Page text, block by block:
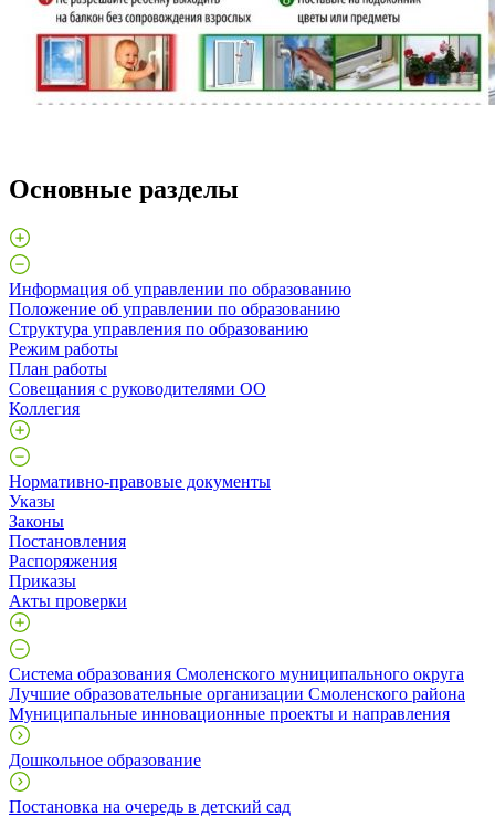
Основные разделы
Информация об управлении по образованию
Положение об управлении по образованию
Структура управления по образованию
Режим работы
План работы
Совещания с руководителями ОО
Коллегия
Нормативно-правовые документы
Указы
Законы
Постановления
Распоряжения
Приказы
Акты проверки
Система образования Смоленского муниципального округа
Лучшие образовательные организации Смоленского района
Муниципальные инновационные проекты и направления
Дошкольное образование
Постановка на очередь в детский сад